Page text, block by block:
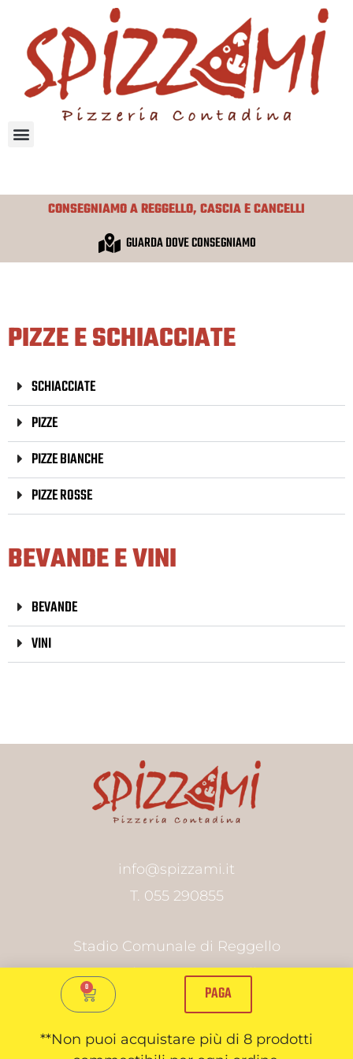
VAI
CONTENUTO
CONSEGNIAMO A REGGELLO, CASCIA E CANCELLI
GUARDA DOVE CONSEGNIAMO
PIZZE E SCHIACCIATE
SCHIACCIATE
PIZZE
PIZZE BIANCHE
PIZZE ROSSE
BEVANDE E VINI
BEVANDE
VINI
info@spizzami.it
T. 055 290855
Stadio Comunale di Reggello
Via J.F. Kennedy, Cascia-Reggello, Firenze
0 PAGA
**Non puoi acquistare più di 8 prodotti